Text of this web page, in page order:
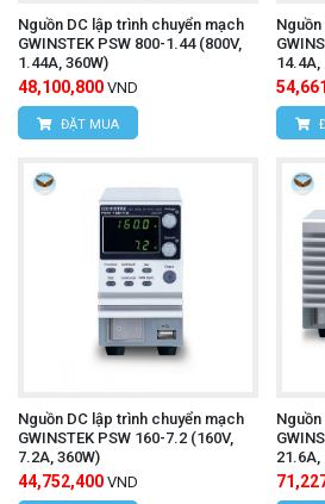
Nguồn DC lập trình chuyển mạch
GWINSTEK PSW 800-1.44 (800V,
1.44A, 360W)
48,100,800 VND
ĐẶT MUA
14.4A,
Nguồn DC lập trình chuyển mạch
GWINSTEK PSW 160-7.2 (160V,
7.2A, 360W)
44,752,400 VND
21.6A,